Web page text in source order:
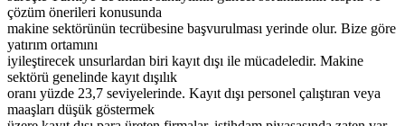
çözüm önerileri konusunda
makine sektörünün tecrübesine başvurulması yerinde olur. Bize göre
yatırım ortamını
iyileştirecek unsurlardan biri kayıt dışı ile mücadeledir. Makine
sektörü genelinde kayıt dışılık
oranı yüzde 23,7 seviyelerinde. Kayıt dışı personel çalıştıran veya
maaşları düşük göstermek